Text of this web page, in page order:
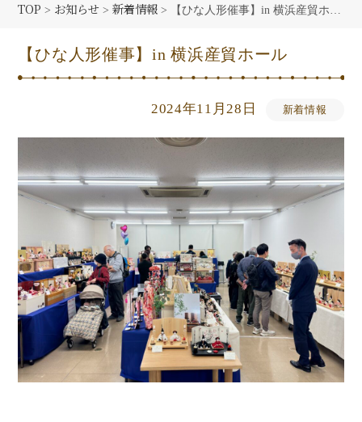
TOP > お知らせ >新着情報 > 【ひな人形催事】in 横浜産貿ホール
【ひな人形催事】in 横浜産貿ホール
2024年11月28日 新着情報